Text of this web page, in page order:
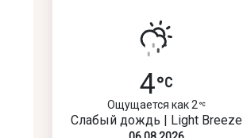
4
Ощущается как 2
Слабый дождь | Light Breeze